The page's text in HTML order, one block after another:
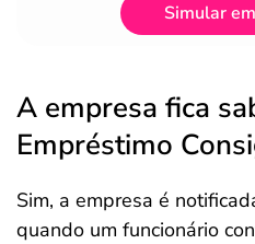
Simular
A empresa fica
Empréstimo
Sim, a empresa é
quando um funcionário